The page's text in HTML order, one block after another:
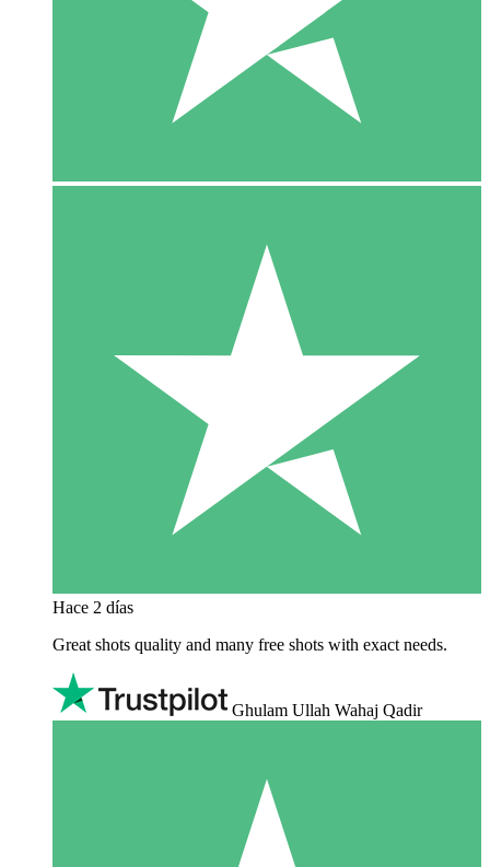
Hace 2 días
Great shots quality and many free shots with exact needs.
Ghulam Ullah Wahaj Qadir